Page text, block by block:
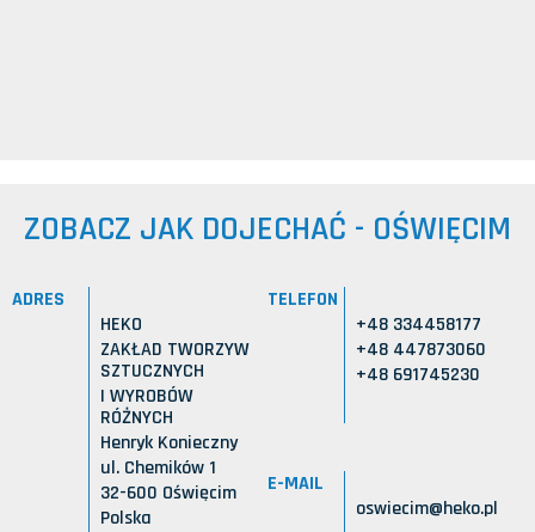
ZOBACZ JAK DOJECHAĆ - OŚWIĘCIM
ADRES
HEKO
ZAKŁAD TWORZYW
SZTUCZNYCH
I WYROBÓW
RÓŻNYCH
Henryk Konieczny
ul. Chemików 1
32-600 Oświęcim
Polska
TELEFON
+48 334458177
+48 447873060
+48 691745230
E-MAIL
oswiecim@heko.pl